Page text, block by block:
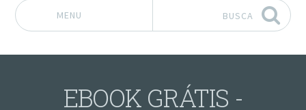
MENU BUSCA
EBOOK GRÁTIS -